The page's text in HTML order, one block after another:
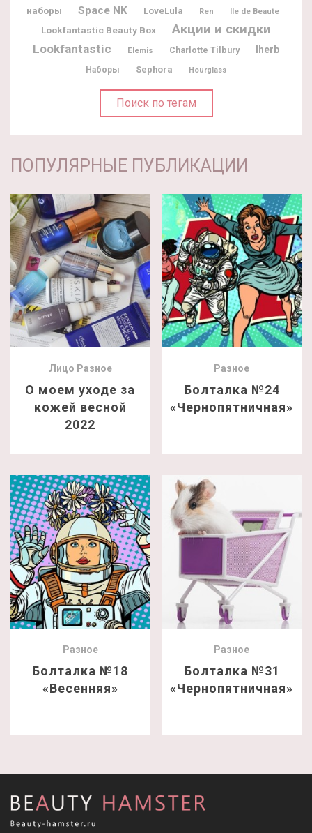
наборы
Space NK LoveLula Ren Ile de Beaute
Lookfantastic Beauty Box Акции и скидки
Lookfantastic Elemis Charlotte Tilbury Iherb
Наборы Sephora Hourglass
Поиск по тегам
ПОПУЛЯРНЫЕ ПУБЛИКАЦИИ
Лицо Разное
О моем уходе за
кожей весной
2022
Разное
Болталка №24
«Чернопятничная»
Разное
Болталка №18
«Весенняя»
Разное
Болталка №31
«Чернопятничная»